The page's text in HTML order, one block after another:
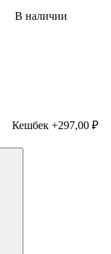
В наличии
Кешбек +297,00 ₽